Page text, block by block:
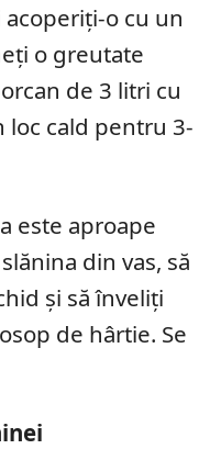
o cu un
o greutate
de 3 litri cu
loc cald pentru 3-
este aproape
din vas, să
și să înveliți
de hârtie. Se